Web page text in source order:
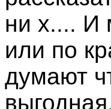
ни х.... И
или по
думают